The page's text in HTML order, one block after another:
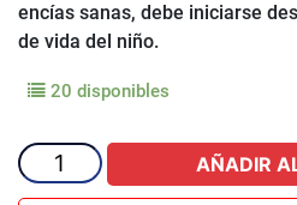
encías sanas, debe iniciarse
de vida del niño.
20 disponibles
CEPILLO
DENTAL
AÑADIR